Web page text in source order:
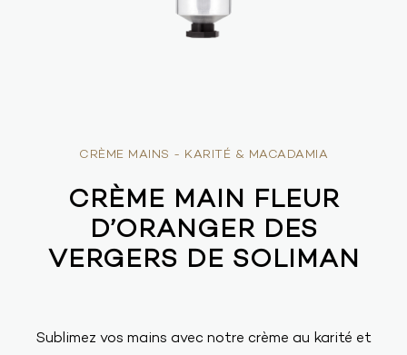
CRÈME MAINS - KARITÉ & MACADAMIA
CRÈME MAIN FLEUR
D’ORANGER DES
VERGERS DE SOLIMAN
Sublimez vos mains avec notre crème au karité et